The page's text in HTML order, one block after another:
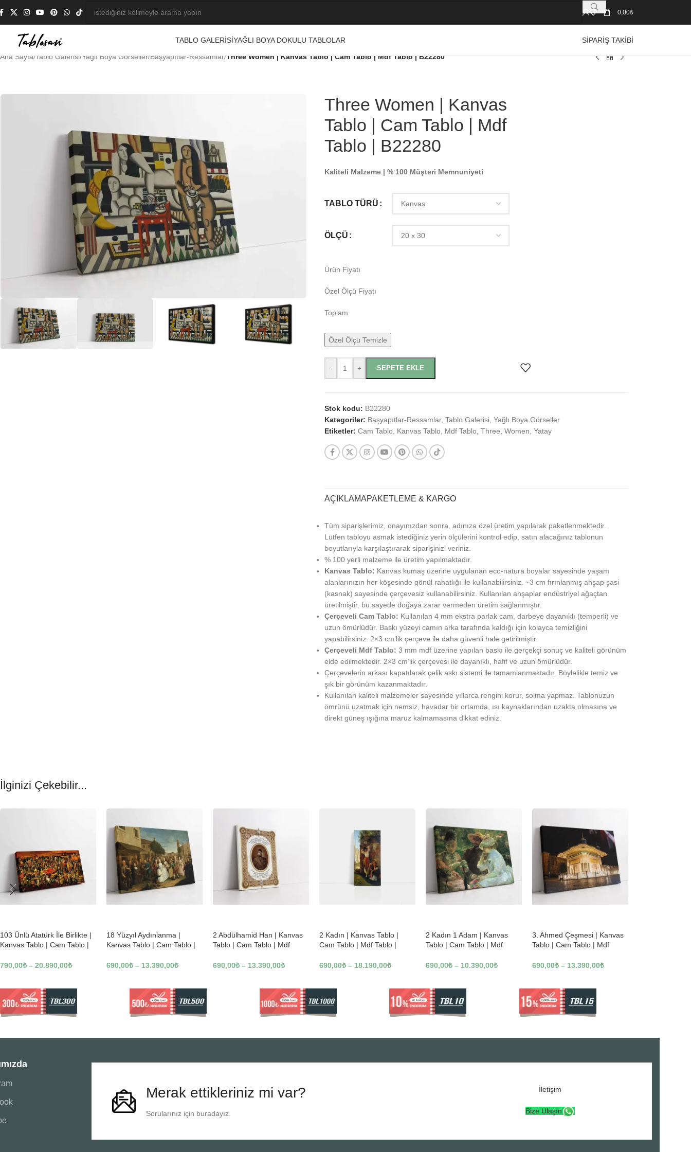
0,00₺
TABLO GALERISIYAĞLI BOYA DOKULU TABLOLAR SIPARIŞ TAKIBI
Ana Sayfa/ Tablo Galerisi/ Yağlı Boya Görseller/Başyapıtlar-Ressamlar/ Three Women | Kanvas Tablo | Cam Tablo | Mdf Tablo | B22280
Three Women | Kanvas
Tablo | Cam Tablo | Mdf
Tablo | B22280
Kaliteli Malzeme | % 100 Müşteri Memnuniyeti
TABLO TÜRÜ
ÖLÇÜ
Ürün Fiyatı
Özel Ölçü Fiyatı
Toplam
Özel Ölçü Temizle
- + SEPETE EKLE
Stok kodu: B22280
Kategoriler: Başyapıtlar-Ressamlar, Tablo Galerisi Yağlı Boya Görseller
Etiketler: Cam Tablo Kanvas Tablo Mdf Tablo Three Women Yatay
AÇIKLAMAPAKETLEME & KARGO
Tüm siparişlerimiz, onayınızdan sonra, adınıza özel üretim yapılarak paketlenmektedir.
Lütfen tabloyu asmak istediğiniz yerin ölçülerini kontrol edip, satın alacağınız tablonun
boyutlarıyla karşılaştırarak siparişinizi veriniz.
% 100 yerli malzeme ile üretim yapılmaktadır.
Kanvas Tablo: Kanvas kumaş üzerine uygulanan eco-natura boyalar sayesinde yaşam
alanlarınızın her köşesinde gönül rahatlığı ile kullanabilirsiniz. ~3 cm fırınlanmış ahşap şasi
(kasnak) sayesinde çerçevesiz kullanabilirsiniz. Kullanılan ahşaplar endüstriyel ağaçtan
üretilmiştir, bu sayede doğaya zarar vermeden üretim sağlanmıştır.
Çerçeveli Cam Tablo: Kullanılan 4 mm ekstra parlak cam, darbeye dayanıklı (temperli) ve
uzun ömürlüdür. Baskı yüzeyi camın arka tarafında kaldığı için kolayca temizliğini
yapabilirsiniz. 2×3 cm’lik çerçeve ile daha güvenli hale getirilmiştir.
Çerçeveli Mdf Tablo: 3 mm mdf üzerine yapılan baskı ile gerçekçi sonuç ve kaliteli görünüm
elde edilmektedir. 2×3 cm’lik çerçevesi ile dayanıklı, hafif ve uzun ömürlüdür.
Çerçevelerin arkası kapatılarak çelik askı sistemi ile tamamlanmaktadır. Böylelikle temiz ve
şık bir görünüm kazanmaktadır.
Kullanılan kaliteli malzemeler sayesinde yıllarca rengini korur, solma yapmaz. Tablonuzun
ömrünü uzatmak için nemsiz, havadar bir ortamda, ısı kaynaklarından uzakta olmasına ve
direkt güneş ışığına maruz kalmamasına dikkat ediniz.
İlginizi Çekebilir...
103 Ünlü Atatürk İle Birlikte |
Kanvas Tablo | Cam Tablo |
790,00₺ – 20.890,00₺
18 Yüzyıl Aydınlanma |
Kanvas Tablo | Cam Tablo |
690,00₺ – 13.390,00₺
2 Abdülhamid Han | Kanvas
Tablo | Cam Tablo | Mdf
690,00₺ – 13.390,00₺
2 Kadın | Kanvas Tablo |
Cam Tablo | Mdf Tablo |
690,00₺ – 18.190,00₺
2 Kadın 1 Adam | Kanvas
Tablo | Cam Tablo | Mdf
690,00₺ – 10.390,00₺
3. Ahmed Çeşmesi | Kanvas
Tablo | Cam Tablo | Mdf
690,00₺ – 13.390,00₺
Merak ettikleriniz mi var?
Sorularınız için buradayız.
İletişim
Bize Ulaşın